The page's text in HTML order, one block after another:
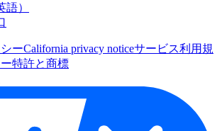
）
ーCalifornia privacy noticeサービス利用規
特許と商標